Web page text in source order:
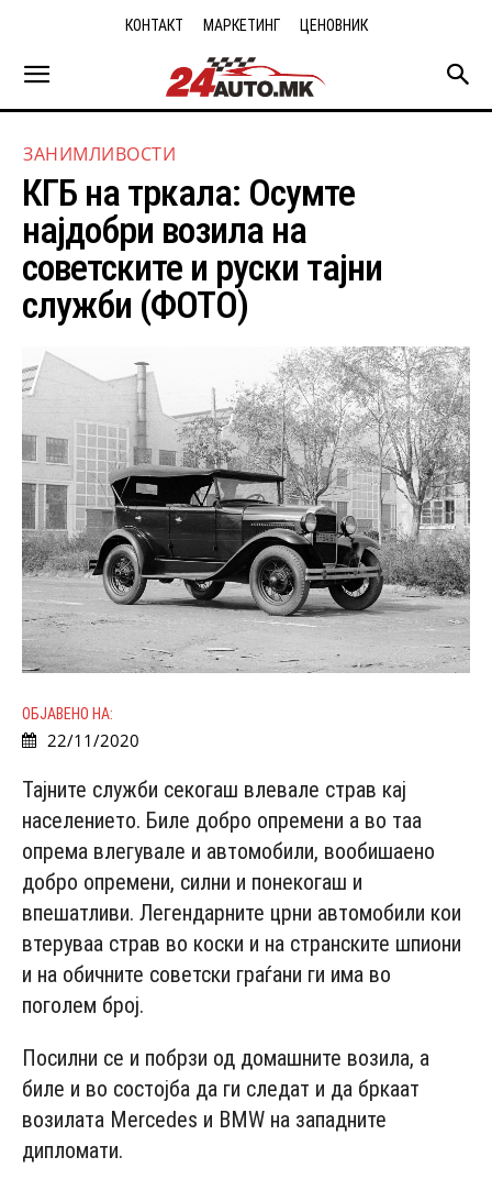
КОНТАКТ МАРКЕТИНГ ЦЕНОВНИК
ЗАНИМЛИВОСТИ
КГБ на тркала: Осумте
најдобри возила на
советските и руски тајни
служби (ФОТО)
ОБЈАВЕНО НА:
22/11/2020
Тајните служби секогаш влевале страв кај
населението. Биле добро опремени а во таа
опрема влегувале и автомобили, вообишаено
добро опремени, силни и понекогаш и
впешатливи. Легендарните црни автомобили кои
втеруваа страв во коски и на странските шпиони
и на обичните советски граѓани ги има во
поголем број.
Посилни се и побрзи од домашните возила, а
биле и во состојба да ги следат и да бркаат
возилата Mercedes и BMW на западните
дипломати.